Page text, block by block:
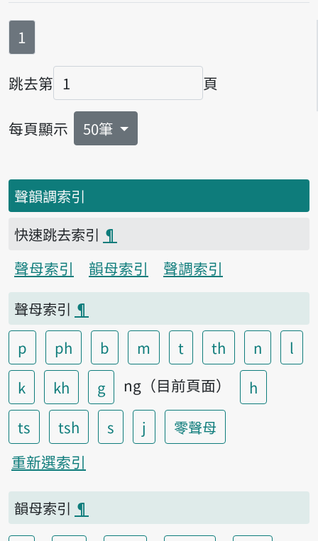
第
1
跳去第
頁碼
頁
每頁顯示 50筆
聲韻調索引
快速跳去索引 ¶
聲母索引
韻母索引
聲調索引
聲母索引 ¶
p
ph b m t th n
l
k
kh g ng（目前頁面）
h
ts
tsh s j
零聲母
重新選索引
韻母索引 ¶